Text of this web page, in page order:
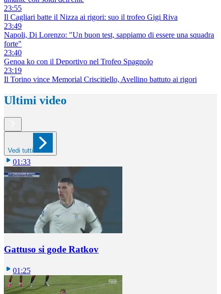
23:55
Il Cagliari batte il Nizza ai rigori: suo il trofeo Gigi Riva
23:49
Napoli, Di Lorenzo: "Un buon test, sappiamo di essere una squadra
forte"
23:40
Genoa ko con il Deportivo nel Trofeo Spagnolo
23:19
Il Torino vince Memorial Criscitiello, Avellino battuto ai rigori
Ultimi video
Vedi tutti
01:33
Gattuso si gode Ratkov
01:25